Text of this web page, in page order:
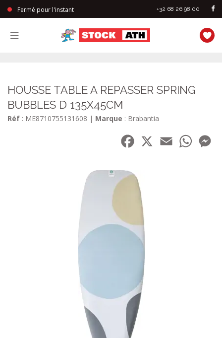
Fermé pour l'instant +32 68 26 98 00
HOUSSE TABLE A REPASSER SPRING
BUBBLES D 135X45CM
Réf : ME8710755131608 | Marque : Brabantia
Facebook
Email